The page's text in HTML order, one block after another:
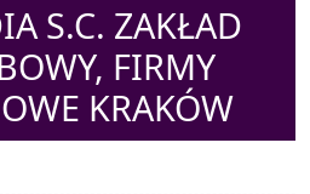
S.C. ZAKŁAD
FIRMY
KRAKÓW